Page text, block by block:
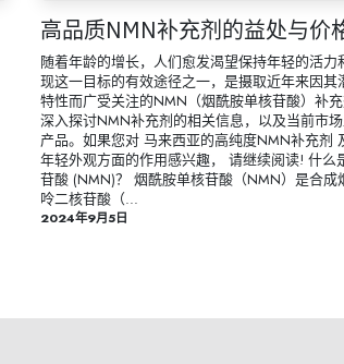
高品质NMN补充剂的益处与价
随着年龄的增长，人们愈发渴望保持年轻的活力
现这一目标的有效途径之一，是摄取近年来因其
特性而广受关注的NMN（烟酰胺单核苷酸）补
深入探讨NMN补充剂的相关信息，以及当前市
产品。如果您对 马来西亚的高纯度NMN补充剂
年轻外观方面的作用感兴趣， 请继续阅读! 什么
苷酸 (NMN)？ 烟酰胺单核苷酸（NMN）是合成
呤二核苷酸（...
2024年9月5日